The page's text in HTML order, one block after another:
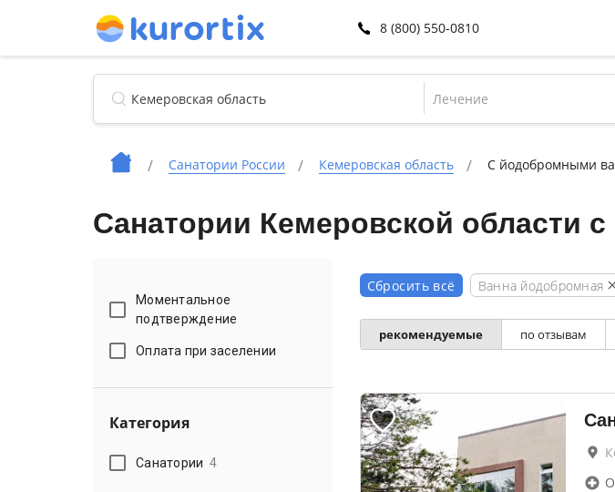
8 (800) 550-0810
Лечение
Санатории России Кемеровская область С йодобромными
Санатории Кемеровской области
Моментальное
подтверждение
Оплата при заселении
Категория
Санатории 4
Сбросить всё Ванна йодобромная
рекомендуемые по отзывам